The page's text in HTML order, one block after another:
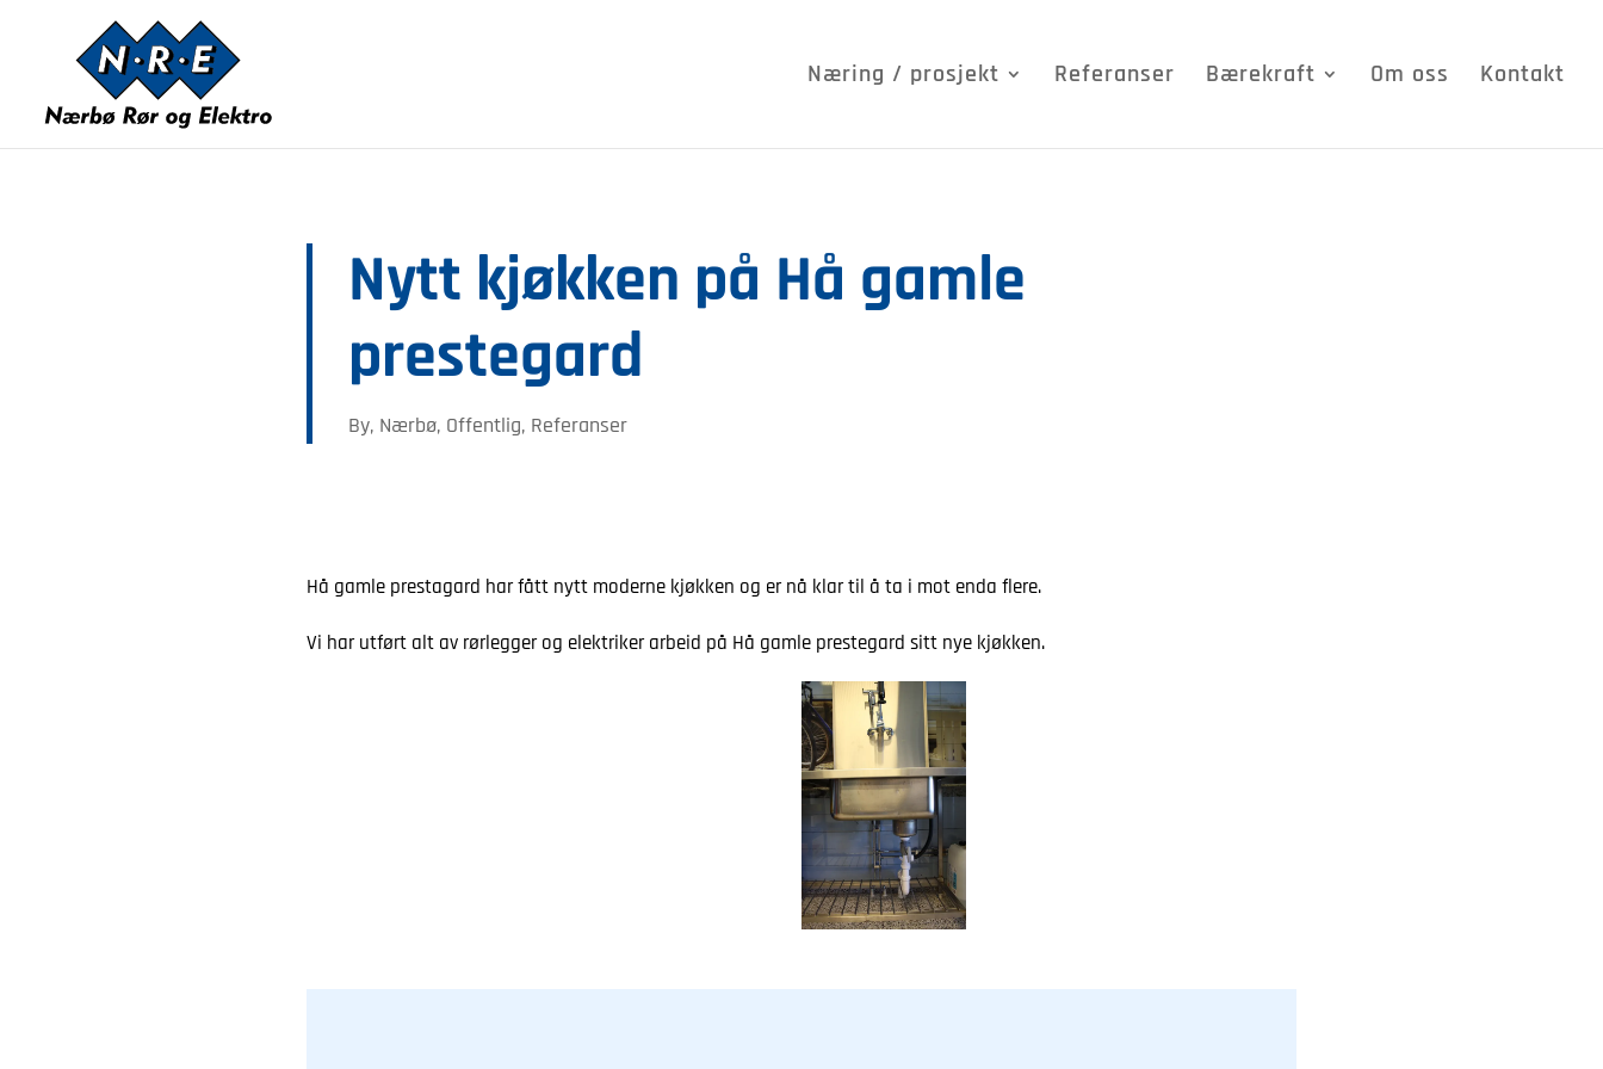
Næring / prosjekt Referanser Bærekraft Om oss Kontakt
Nytt kjøkken på Hå gamle
prestegard
By, Nærbø, Offentlig, Referanser
Hå gamle prestagard har fått nytt moderne kjøkken og er nå klar til å ta i mot enda flere.
Vi har utført alt av rørlegger og elektriker arbeid på Hå gamle prestegard sitt nye kjøkken.